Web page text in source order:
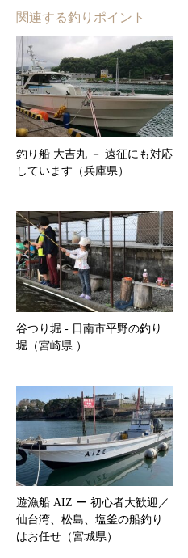
関連する釣りポイント
釣り船 大吉丸 － 遠征にも対応
しています（兵庫県）
谷つり堀 ‐ 日南市平野の釣り
堀（宮崎県 ）
遊漁船 AIZ ー 初心者大歓迎／
仙台湾、松島、塩釜の船釣り
はお任せ（宮城県）